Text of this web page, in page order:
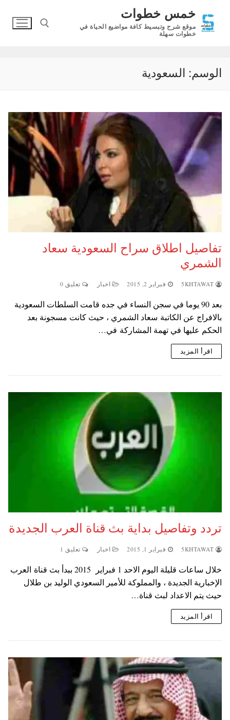
المحتوى
خمس خطوات
موقع شرح وتبسيط كافة مواضيع الحياة في
خطوات سهلة
الوسم: السعودية
تفاصيل اطلاق سراح السعودية سعاد
الشمري
فبراير 2, 2015 اخبار تعليق 0
بعد 90 يوما في سجن النساء في جده قامت السلطات السعودية
بالافراج عن الكاتبة سعاد الشمري ، حيث كانت مسجونة بعد
الحكم عليها في تهمة المشاركة في…
اقرأ المزيد
تردد وتفاصيل بداية بث قناة العرب الجديدة
فبراير 1, 2015 اخبار تعليق 1
خلال ساعات قليلة اليوم الاحد 1 فبراير 2015 ببدأ بث قناة العرب
الإخبارية الجديدة ، والمملوكة للأمير السعودي الوليد بن طلال
حيث يتم الاعداد لبث قناة…
اقرأ المزيد